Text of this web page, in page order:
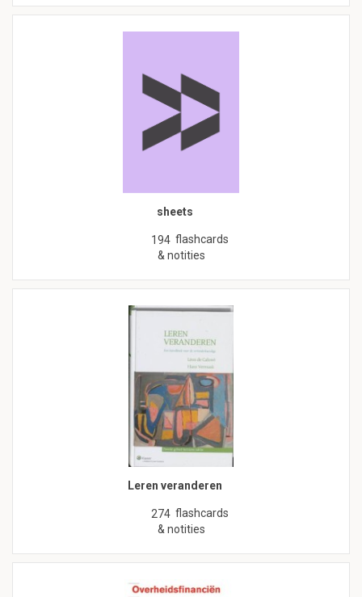
sheets
194 flashcards
& notities
Leren veranderen
274 flashcards
& notities